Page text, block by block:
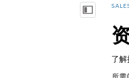
显示目录 您在
了